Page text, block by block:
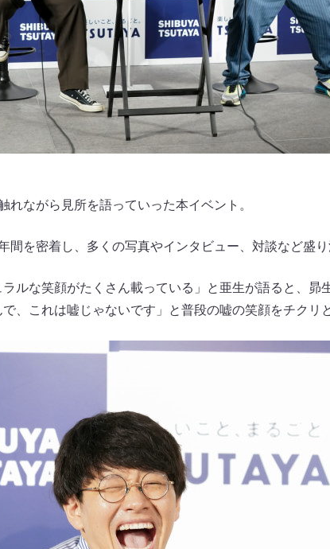
れながら見所を語っていった本イベント。
間を密着し、多くの写真やインタビュー、対談など盛り
ラルな笑顔がたくさん載っている」と亜生が語ると、昴
、これは嘘じゃないです」と普段の嘘の笑顔をチクリ